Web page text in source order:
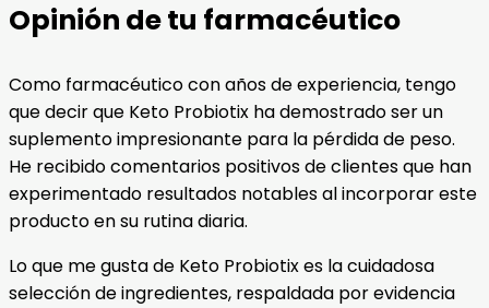
Opinión de tu farmacéutico
Como farmacéutico con años de experiencia, tengo
que decir que Keto Probiotix ha demostrado ser un
suplemento impresionante para la pérdida de peso.
He recibido comentarios positivos de clientes que han
experimentado resultados notables al incorporar este
producto en su rutina diaria.
Lo que me gusta de Keto Probiotix es la cuidadosa
selección de ingredientes, respaldada por evidencia